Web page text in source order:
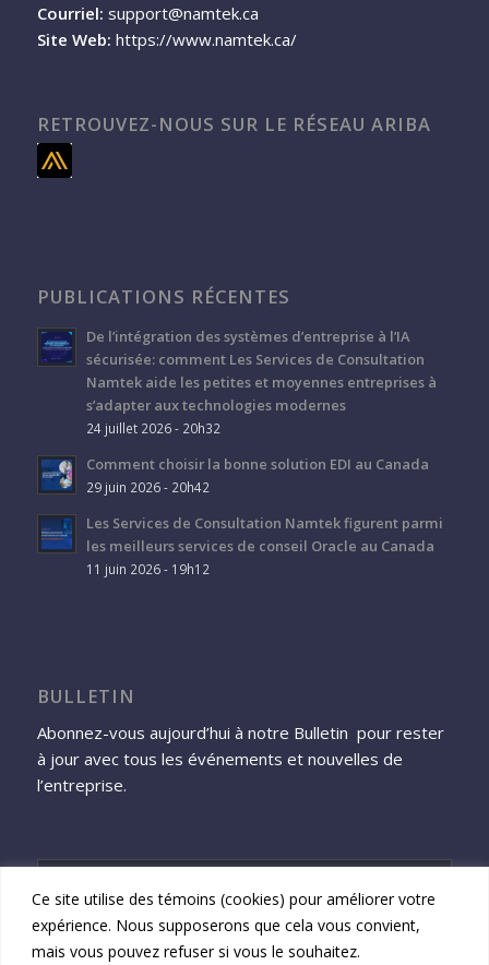
Ce site utilise des témoins (cookies) pour améliorer votre
expérience. Nous supposerons que cela vous convient,
mais vous pouvez refuser si vous le souhaitez.
Courriel: support@namtek.ca
Site Web: https://www.namtek.ca/
RETROUVEZ-NOUS SUR LE RÉSEAU ARIBA
PUBLICATIONS RÉCENTES
De l’intégration des systèmes d’entreprise à l’IA
sécurisée: comment Les Services de Consultation
Namtek aide les petites et moyennes entreprises à
s’adapter aux technologies modernes
24 juillet 2026 - 20h32
Comment choisir la bonne solution EDI au Canada
29 juin 2026 - 20h42
Les Services de Consultation Namtek figurent parmi
les meilleurs services de conseil Oracle au Canada
11 juin 2026 - 19h12
BULLETIN
Abonnez-vous aujourd’hui à notre Bulletin pour rester
à jour avec tous les événements et nouvelles de
l’entreprise.
S'inscrire